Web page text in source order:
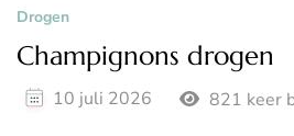
Drogen
Champignons drogen
10 juli 2026 821 keer